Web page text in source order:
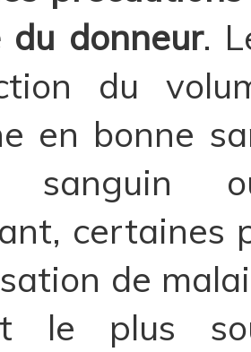
du donneur.
du
en bonne
sanguin
certaines
de
le plus